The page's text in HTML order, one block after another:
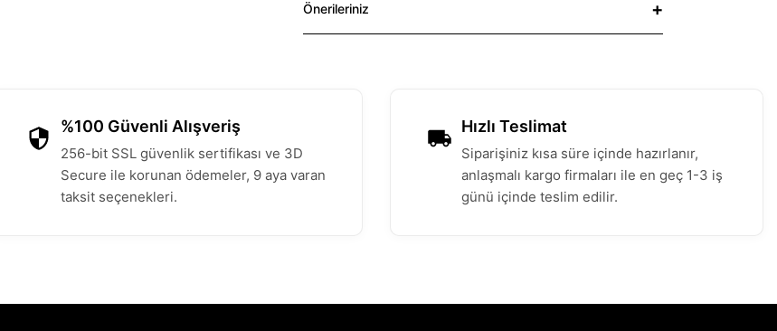
Önerileriniz
%100 Güvenli Alışveriş
256-bit SSL güvenlik sertifikası ve 3D
Secure ile korunan ödemeler, 9 aya varan
taksit seçenekleri.
Hızlı Teslimat
Siparişiniz kısa süre içinde hazırlanır,
anlaşmalı kargo firmaları ile en geç 1-3 iş
günü içinde teslim edilir.